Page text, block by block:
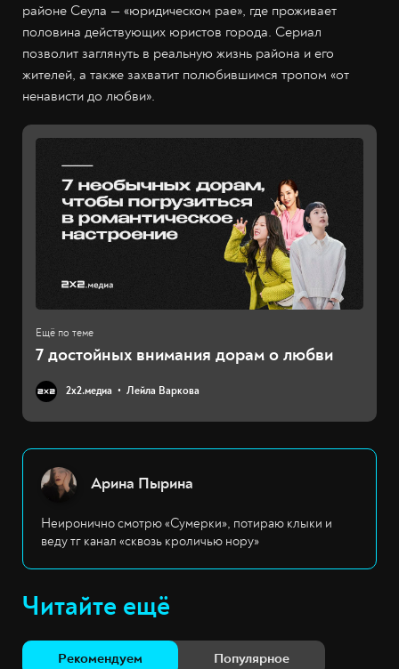
районе Сеула — «юридическом рае», где проживает
половина действующих юристов города. Сериал
позволит заглянуть в реальную жизнь района и его
жителей, а также захватит полюбившимся тропом «от
ненависти до любви».
7 достойных внимания дорам о любви
2х2.медиа Лейла Варкова
Арина Пырина
Неиронично смотрю «Сумерки», потираю клыки и
веду тг канал «сквозь кроличью нору»
Читайте ещё
Рекомендуем Популярное